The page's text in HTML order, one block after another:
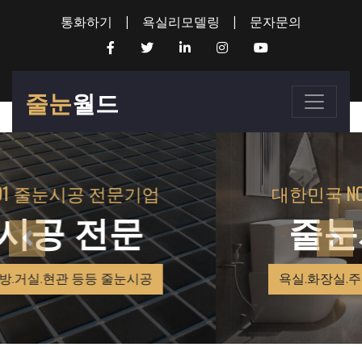
통화하기 욕실리모델링 문자문의
줄눈월드
대한민국 NO1 줄눈시공 전문기업
줄눈시공 전문
욕실.화장실.주방.거실.현관 등등 줄눈시공